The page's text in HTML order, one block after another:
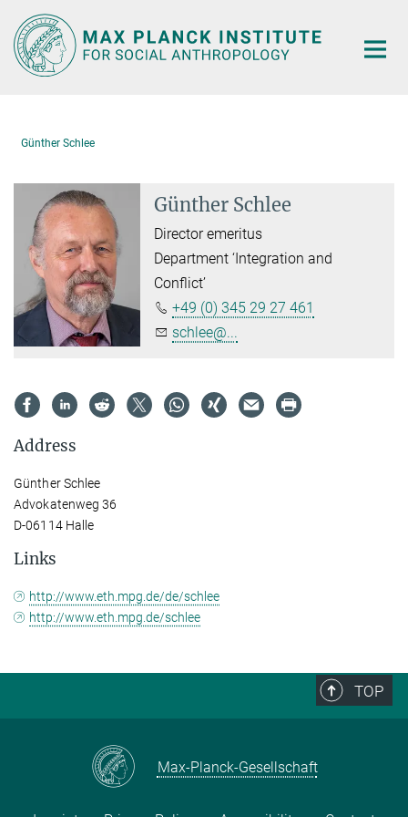
Main-
Content
Günther Schlee
Günther Schlee
Director emeritus
Department ‘Integration and
Conflict’
+49 (0) 345 29 27 461
schlee@...
Address
Günther Schlee
Advokatenweg 36
D-06114 Halle
Links
http://www.eth.mpg.de/de/schlee
http://www.eth.mpg.de/schlee
TOP
Max-Planck-Gesellschaft